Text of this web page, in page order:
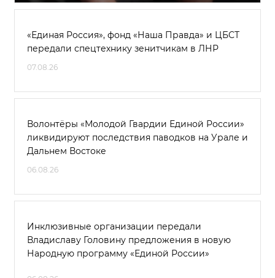
«Единая Россия», фонд «Наша Правда» и ЦБСТ
передали спецтехнику зенитчикам в ЛНР
07.08.26
Волонтёры «Молодой Гвардии Единой России»
ликвидируют последствия паводков на Урале и
Дальнем Востоке
06.08.26
Инклюзивные организации передали
Владиславу Головину предложения в новую
Народную программу «Единой России»